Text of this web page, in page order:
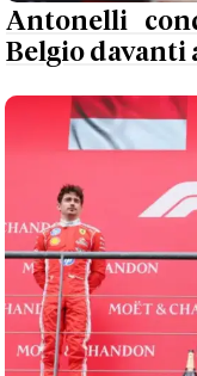
Antonelli
Belgio davanti